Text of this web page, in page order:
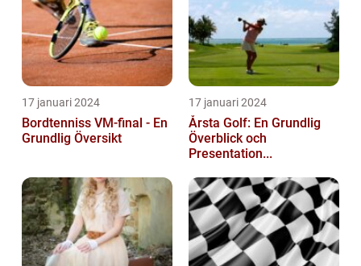
17 januari 2024
Bordtenniss VM-final - En
Grundlig Översikt
17 januari 2024
Årsta Golf: En Grundlig
Överblick och
Presentation...